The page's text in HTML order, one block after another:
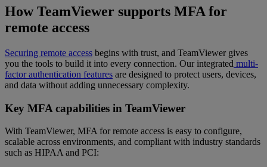
How TeamViewer supports MFA for
remote access
Securing remote access begins with trust, and TeamViewer gives
you the tools to build it into every connection. Our integrated multi-
factor authentication features are designed to protect users, devices,
and data without adding unnecessary complexity.
Key MFA capabilities in TeamViewer
With TeamViewer, MFA for remote access is easy to configure,
scalable across environments, and compliant with industry standards
such as HIPAA and PCI: